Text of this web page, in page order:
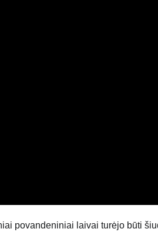
povandeniniai laivai turėjo būti